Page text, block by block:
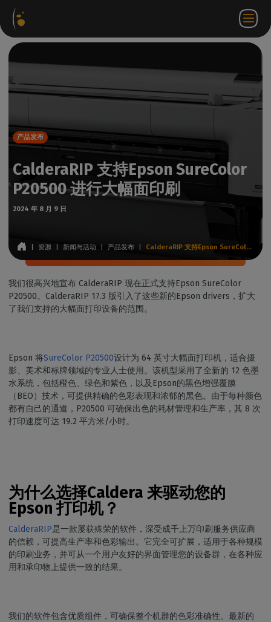
ZH
产品发布
CalderaRIP 支持Epson SureColor
P20500 进行大幅面印刷
2024 年 8 月 9 日
资源 新闻与活动 产品发布 CalderaRIP 支持Epson SureColor P20500 进行大幅面印刷
我们很高兴地宣布 CalderaRIP 现在正式支持Epson SureColor
P20500。CalderaRIP 17.3 版引入了这些新的Epson drivers，扩大
了我们支持的大幅面打印设备的范围。
Epson 将SureColor P20500设计为 64 英寸大幅面打印机，适合摄
影、美术和标牌领域的专业人士使用。该机型采用了全新的 12 色墨
水系统，包括橙色、绿色和紫色，以及Epson的黑色增强覆膜
（BEO）技术，可提供精确的色彩表现和浓郁的黑色。由于每种颜色
都有自己的通道，P20500 可确保出色的耗材管理和生产率，其 8 次
打印速度可达 19.2 平方米/小时。
为什么选择Caldera 来驱动您的
Epson 打印机？
CalderaRIP是一款屡获殊荣的软件，深受成千上万印刷服务供应商
的信赖，可提高生产率和色彩输出。它完全可扩展，适用于各种规模
的印刷业务，并可从一个用户友好的界面管理您的设备群，在各种应
用和承印物上提供一致的结果。
我们的软件包含优质组件，可确保整个机群的色彩准确性。最新的